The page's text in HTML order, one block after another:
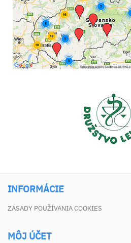
INFORMÁCIE
ZÁSADY POUŽÍVANIA COOKIES
MÔJ ÚČET